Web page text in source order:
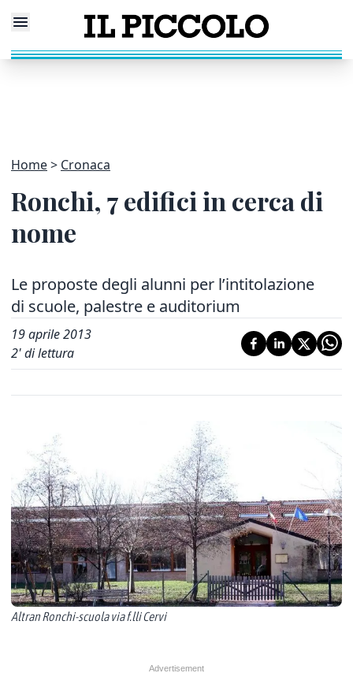
Home Cronaca
Ronchi, 7 edifici in cerca di
nome
Le proposte degli alunni per l’intitolazione
di scuole, palestre e auditorium
19 aprile 2013
2' di lettura
Altran Ronchi-scuola via f.lli Cervi